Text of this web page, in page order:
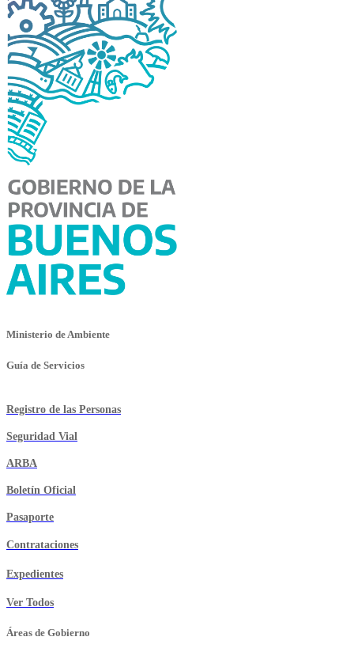
Ministerio de Ambiente
Guía de Servicios
Registro de las Personas
Seguridad Vial
ARBA
Boletín Oficial
Pasaporte
Contrataciones
Expedientes
Ver Todos
Áreas de Gobierno